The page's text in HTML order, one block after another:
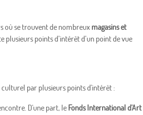
où se trouvent de nombreux magasins et
points d’intérêt d’un point de vue
culturel par plusieurs points d'intérêt :
D'une part, le Fonds International d'Art